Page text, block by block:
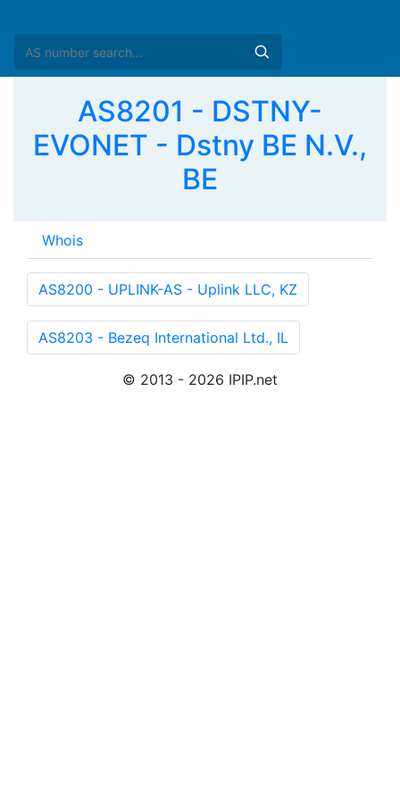
AS8201 - DSTNY-
EVONET - Dstny BE N.V.,
BE
Whois
AS8200 - UPLINK-AS - Uplink LLC, KZ
AS8203 - Bezeq International Ltd., IL
© 2013 - 2026 IPIP.net